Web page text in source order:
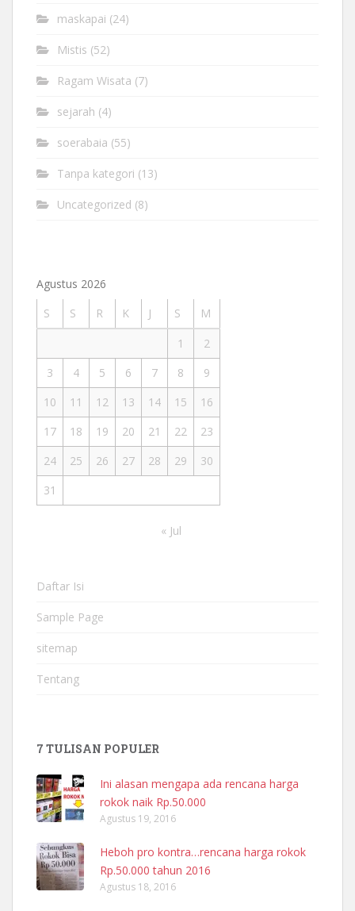
maskapai (24)
Mistis (52)
Ragam Wisata (7)
sejarah (4)
soerabaia (55)
Tanpa kategori (13)
Uncategorized (8)
Agustus 2026
S
S R K J S
M
1
2
3
4 5 6 7 8
9
10
11 12 13 14 15
16
17
18 19 20 21 22
23
24
25 26 27 28 29
30
31
« Jul
Daftar Isi
Sample Page
sitemap
Tentang
7 TULISAN POPULER
Ini alasan mengapa ada rencana harga
rokok naik Rp.50.000
Agustus 19, 2016
Heboh pro kontra…rencana harga rokok
Rp.50.000 tahun 2016
Agustus 18, 2016